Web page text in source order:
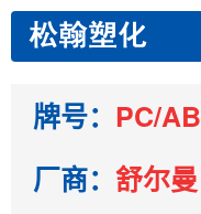
牌号： PC/
厂商： 舒尔